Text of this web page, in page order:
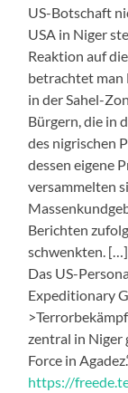
US-Botschaft
USA in Niger
Reaktion auf
betrachtet man
in der Sahel-
Bürgern, die in
des nigrischen
dessen eigene
versammelten
Berichten
schwenkten. […]
Das US-
Expeditionary
zentral in Niger
Force in
https://